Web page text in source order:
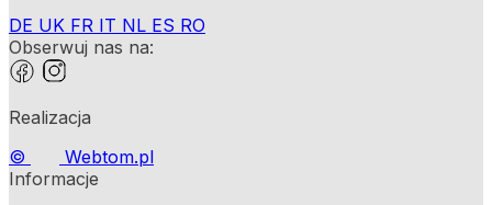
DE UK FR IT NL ES RO
Obserwuj nas na:
Realizacja
©
Webtom.pl
Informacje